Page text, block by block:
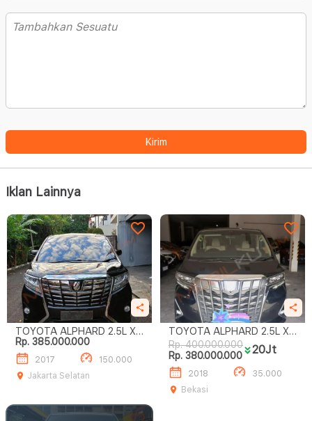
Kirim
Iklan Lainnya
TOYOTA ALPHARD 2.5L X
A/T
Rp. 385.000.000
2017
150.000
Jakarta Selatan
TOYOTA ALPHARD 2.5L X
A/T
Rp. 400.000.000
Rp. 380.000.000
20Jt
2018
35.000
Bekasi